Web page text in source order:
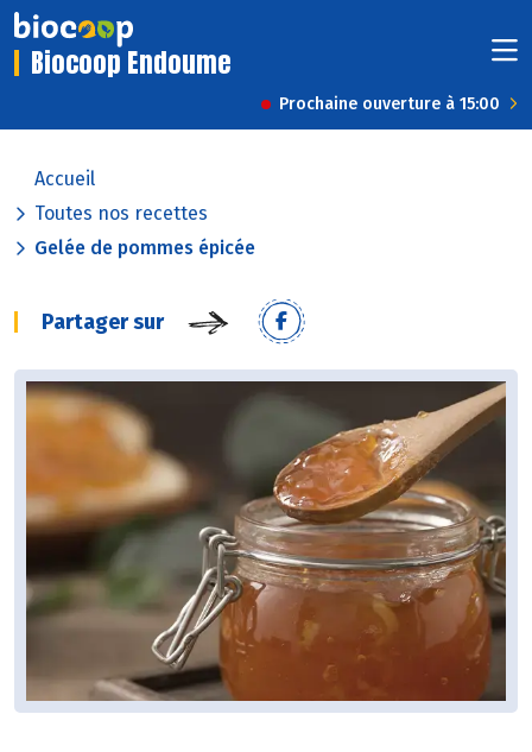
Biocoop Endoume
Prochaine ouverture à 15:00
Accueil
Toutes nos recettes
Gelée de pommes épicée
Partager sur